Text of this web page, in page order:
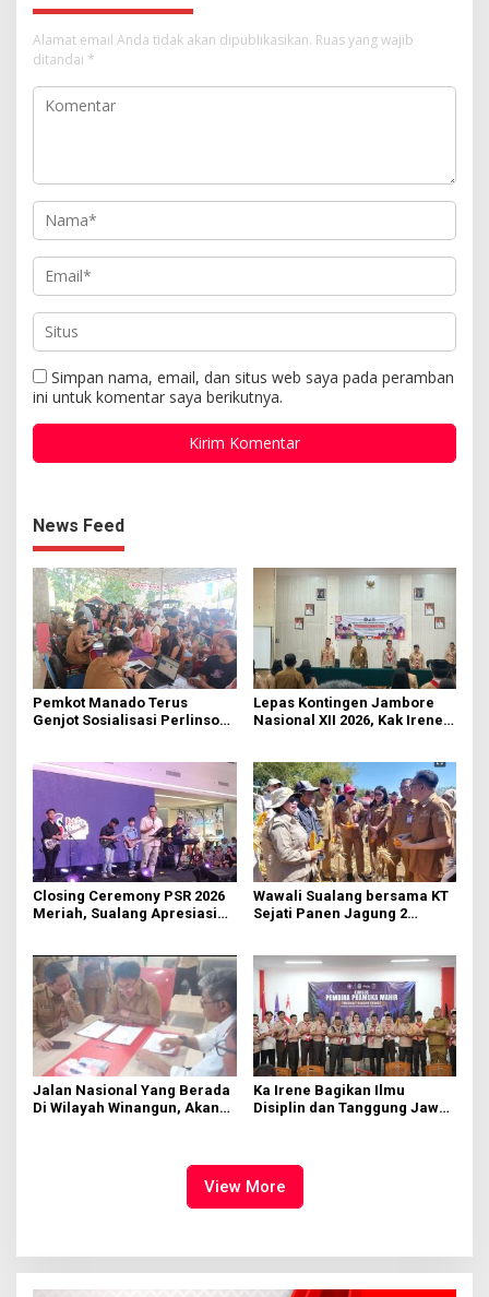
Alamat email Anda tidak akan dipublikasikan. Ruas yang wajib
ditandai *
Simpan nama, email, dan situs web saya pada peramban
ini untuk komentar saya berikutnya.
News Feed
Pemkot Manado Terus
Genjot Sosialisasi Perlinsos
Lepas Kontingen Jambore
Nasional XII 2026, Kak Irene:
Closing Ceremony PSR 2026
Meriah, Sualang Apresiasi
Wawali Sualang bersama KT
Sejati Panen Jagung 2
Jalan Nasional Yang Berada
Di Wilayah Winangun, Akan
Ka Irene Bagikan Ilmu
Disiplin dan Tanggung Jawab
View More